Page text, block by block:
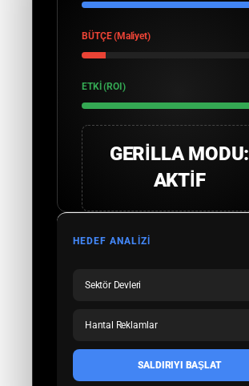
BÜTÇE (Maliyet)
ETKİ (ROI)
GERİLLA MODU:
AKTİF
HEDEF ANALİZİ
Sektör Devleri
Hantal Reklamlar
SALDIRIYI BAŞLAT